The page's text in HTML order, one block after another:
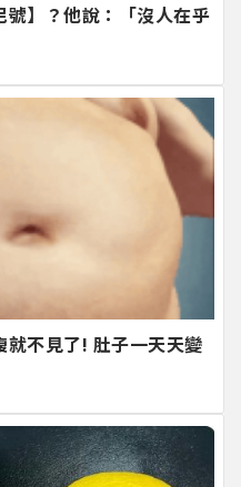
】？他說：「沒人在乎
不見了! 肚子一天天變